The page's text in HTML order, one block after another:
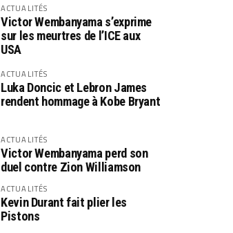
ACTUALITÉS
Victor Wembanyama s’exprime
sur les meurtres de l’ICE aux
USA
ACTUALITÉS
Luka Doncic et Lebron James
rendent hommage à Kobe Bryant
ACTUALITÉS
Victor Wembanyama perd son
duel contre Zion Williamson
ACTUALITÉS
Kevin Durant fait plier les
Pistons